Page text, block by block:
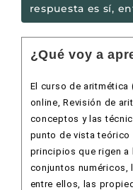
respuesta es sí,
¿Qué voy a
El curso de
online, Revisión de
conceptos y las
punto de vista teórico
principios que rigen
conjuntos numéricos,
entre ellos, las